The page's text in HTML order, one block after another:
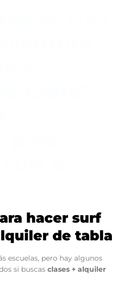
surf
hacer surf
de tabla
escuelas, pero hay algunos
si buscas clases + alquiler